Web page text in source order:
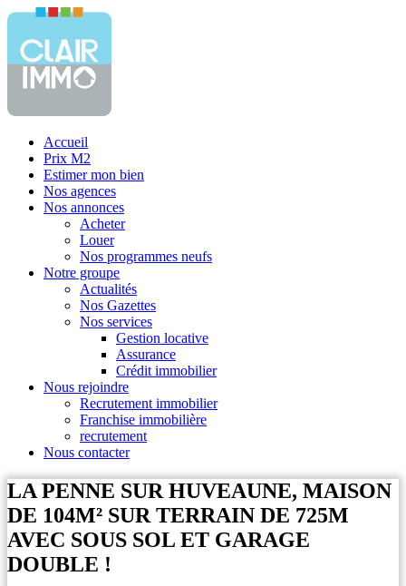
Accueil
Prix M2
Estimer mon bien
Nos agences
Nos annonces
Acheter
Louer
Nos programmes neufs
Notre groupe
Actualités
Nos Gazettes
Nos services
Gestion locative
Assurance
Crédit immobilier
Nous rejoindre
Recrutement immobilier
Franchise immobilière
recrutement
Nous contacter
LA PENNE SUR HUVEAUNE, MAISON
DE 104M² SUR TERRAIN DE 725M
AVEC SOUS SOL ET GARAGE
DOUBLE !